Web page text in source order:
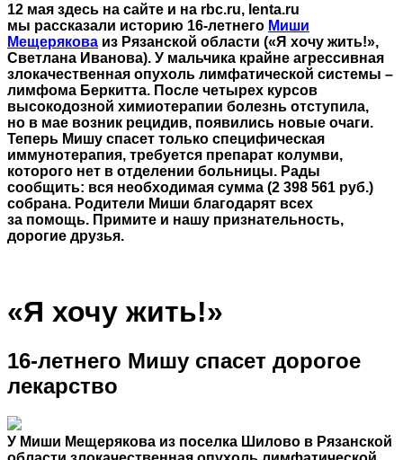
12 мая здесь на сайте и на rbc.ru, lenta.ru
мы рассказали историю 16-летнего Миши
Мещерякова из Рязанской области («Я хочу жить!»,
Светлана Иванова). У мальчика крайне агрессивная
злокачественная опухоль лимфатической системы –
лимфома Беркитта. После четырех курсов
высокодозной химиотерапии болезнь отступила,
но в мае возник рецидив, появились новые очаги.
Теперь Мишу спасет только специфическая
иммунотерапия, требуется препарат колумви,
которого нет в отделении больницы. Рады
сообщить: вся необходимая сумма (2 398 561 руб.)
собрана. Родители Миши благодарят всех
за помощь. Примите и нашу признательность,
дорогие друзья.
«Я хочу жить!»
16-летнего Мишу спасет дорогое
лекарство
У Миши Мещерякова из поселка Шилово в Рязанской